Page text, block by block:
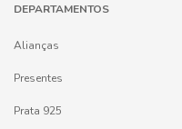
DEPARTAMENTOS
Alianças
Presentes
Prata 925